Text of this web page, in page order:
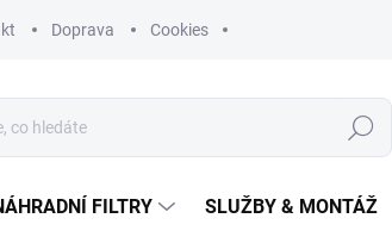
Doprava Cookies
Hledat
FILTRY SLUŽBY & MONTÁŽ